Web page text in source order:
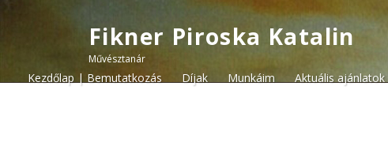
Fikner Piroska Katalin
Művésztanár
Kezdőlap | Bemutatkozás Díjak Munkáim Aktuális ajánlatok